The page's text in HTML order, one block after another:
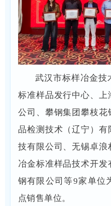
武汉市标样冶金技
标准样品发行中心、
公司、攀钢集团攀枝
品检测技术（辽宁）
技有限公司、无锡卓
冶金标准样品技术开
钢有限公司等9家单位
点销售单位。